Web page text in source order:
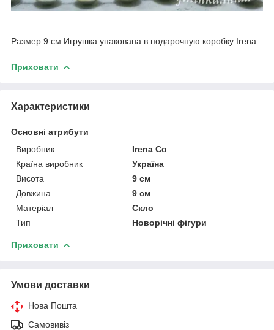
Размер 9 см Игрушка упакована в подарочную коробку Irena.
Приховати
Характеристики
Основні атрибути
Виробник
Irena Co
Країна виробник
Україна
Висота
9 см
Довжина
9 см
Матеріал
Скло
Тип
Новорічні фігури
Приховати
Умови доставки
Нова Пошта
Самовивіз